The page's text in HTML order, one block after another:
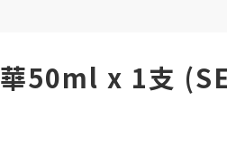
50ml x 1支